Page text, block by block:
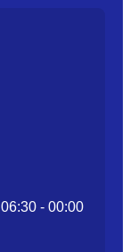
06:30 - 00:00